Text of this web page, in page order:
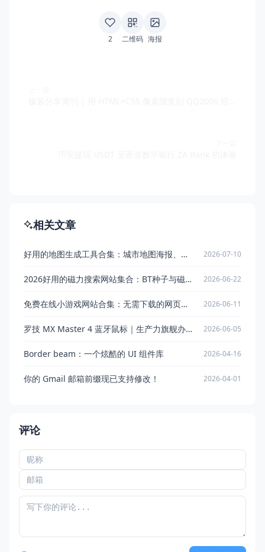
2 二维码 海报
相关文章
好用的地图生成工具合集：城市地图海报、道路纹理与幻想世界地图 2026-07-10
2026好用的磁力搜索网站集合：BT种子与磁力链接检索工具 2026-06-22
免费在线小游戏网站合集：无需下载的网页游戏平台推荐 2026-06-11
罗技 MX Master 4 蓝牙鼠标｜生产力旗舰办公标杆，支持 Windows 11 高级触觉反馈 2026-06-05
Border beam：一个炫酷的 UI 组件库 2026-04-16
你的 Gmail 邮箱前缀现已支持修改！ 2026-04-01
评论